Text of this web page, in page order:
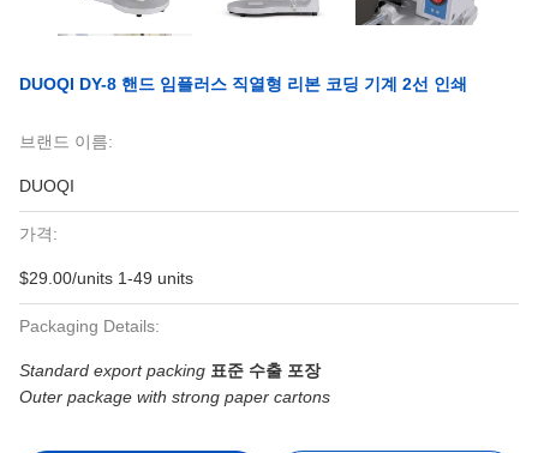
DUOQI DY-8 핸드 임플러스 직열형 리본 코딩 기계 2선 인쇄
브랜드 이름:
DUOQI
가격:
$29.00/units 1-49 units
Packaging Details:
Standard export packing 표준 수출 포장
Outer package with strong paper cartons